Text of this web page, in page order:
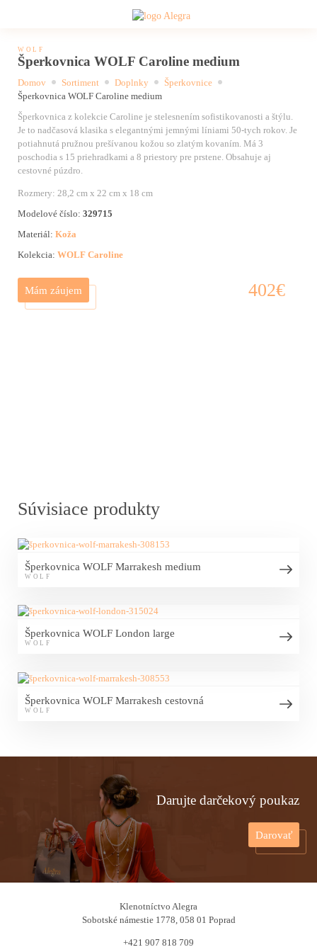
WOLF
Šperkovnica WOLF Caroline medium
Domov Sortiment Doplnky
Šperkovnice
Šperkovnica WOLF Caroline medium
Šperkovnica z kolekcie Caroline je stelesnením sofistikovanosti a štýlu.
Je to nadčasová klasika s elegantnými jemnými líniami 50-tych rokov. Je
potiahnutá pružnou prešívanou kožou so zlatým kovaním. Má 3
poschodia s 15 priehradkami a 8 priestory pre prstene. Obsahuje aj
cestovné púzdro.
Rozmery: 28,2 cm x 22 cm x 18 cm
Modelové číslo: 329715
Materiál: Koža
Kolekcia: WOLF Caroline
Mám záujem 402€
Súvisiace produkty
Šperkovnica WOLF Marrakesh medium
WOLF
Šperkovnica WOLF London large
WOLF
Šperkovnica WOLF Marrakesh cestovná
WOLF
Darujte darčekový poukaz
Darovať
Klenotníctvo Alegra
Sobotské námestie 1778, 058 01 Poprad
+421 907 818 709